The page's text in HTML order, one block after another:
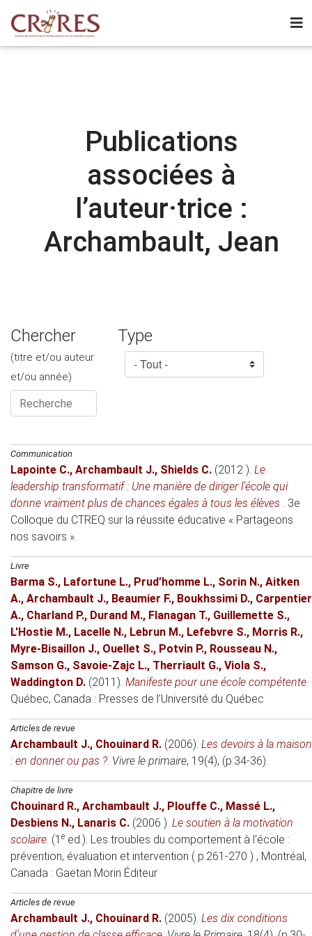
Publications
associées à
l’auteur·trice :
Archambault, Jean
Chercher
(titre et/ou auteur
et/ou année)
Type
Communication
Lapointe C., Archambault J., Shields C. (2012 ). Le
leadership transformatif : Une manière de diriger l’école qui
donne vraiment plus de chances égales à tous les élèves . 3e
Colloque du CTREQ sur la réussite éducative « Partageons
nos savoirs ».
Livre
Barma S., Lafortune L., Prud’homme L., Sorin N., Aitken
A., Archambault J., Beaumier F., Boukhssimi D., Carpentier
A., Charland P., Durand M., Flanagan T., Guillemette S.,
L'Hostie M., Lacelle N., Lebrun M., Lefebvre S., Morris R.,
Myre-Bisaillon J., Ouellet S., Potvin P., Rousseau N.,
Samson G., Savoie-Zajc L., Therriault G., Viola S.,
Waddington D. (2011). Manifeste pour une école compétente.
Québec, Canada : Presses de l’Université du Québec
Articles de revue
Archambault J., Chouinard R. (2006). Les devoirs à la maison
: en donner ou pas ?. Vivre le primaire, 19(4), (p.34-36).
Chapitre de livre
Chouinard R., Archambault J., Plouffe C., Massé L.,
Desbiens N., Lanaris C. (2006 ). Le soutien à la motivation
scolaire. (1 e ed.). Les troubles du comportement à l'école :
prévention, évaluation et intervention ( p.261-270 ) , Montréal,
Canada : Gaëtan Morin Éditeur
Articles de revue
Archambault J., Chouinard R. (2005). Les dix conditions